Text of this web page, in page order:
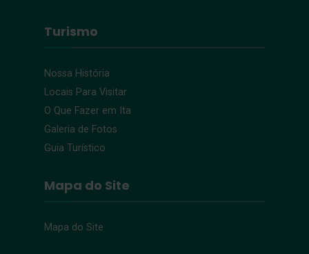
Turismo
Nossa História
Locais Para Visitar
O Que Fazer em Ita
Galeria de Fotos
Guia Turístico
Mapa do Site
Mapa do Site